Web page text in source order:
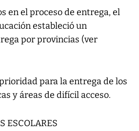
en el proceso de entrega, el
estableció un
por provincias (ver
para la entrega de los
y áreas de difícil acceso.
ESCOLARES